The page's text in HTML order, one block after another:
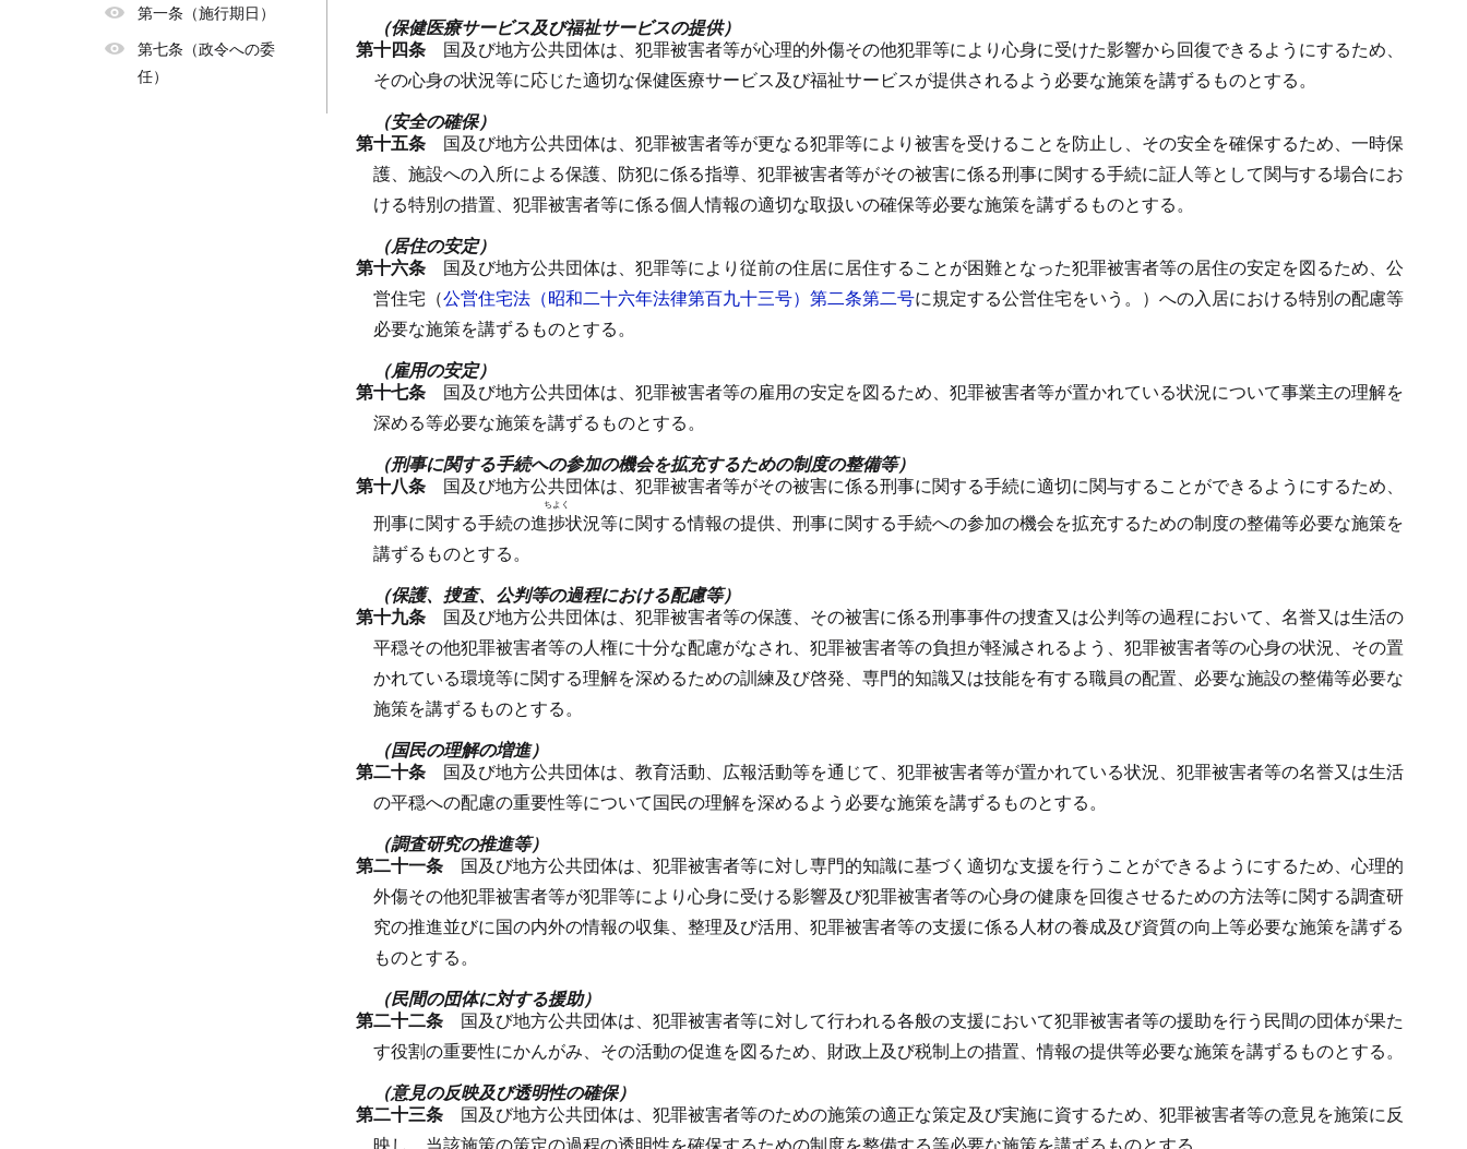
第一条（施行期日）
第七条（政令への委
任）
（保健医療サービス及び福祉サービスの提供）
第十四条 国及び地方公共団体は、犯罪被害者等が心理的外傷その他犯罪等により心身に受けた影響から回復できるようにするため、
その心身の状況等に応じた適切な保健医療サービス及び福祉サービスが提供されるよう必要な施策を講ずるものとする。
（安全の確保）
第十五条 国及び地方公共団体は、犯罪被害者等が更なる犯罪等により被害を受けることを防止し、その安全を確保するため、一時保
護、施設への入所による保護、防犯に係る指導、犯罪被害者等がその被害に係る刑事に関する手続に証人等として関与する場合にお
ける特別の措置、犯罪被害者等に係る個人情報の適切な取扱いの確保等必要な施策を講ずるものとする。
（居住の安定）
第十六条 国及び地方公共団体は、犯罪等により従前の住居に居住することが困難となった犯罪被害者等の居住の安定を図るため、公
営住宅（公営住宅法（昭和二十六年法律第百九十三号）第二条第二号に規定する公営住宅をいう。）への入居における特別の配慮等
必要な施策を講ずるものとする。
（雇用の安定）
第十七条 国及び地方公共団体は、犯罪被害者等の雇用の安定を図るため、犯罪被害者等が置かれている状況について事業主の理解を
深める等必要な施策を講ずるものとする。
（刑事に関する手続への参加の機会を拡充するための制度の整備等）
第十八条 国及び地方公共団体は、犯罪被害者等がその被害に係る刑事に関する手続に適切に関与することができるようにするため、
刑事に関する手続の進捗
ちよく
状況等に関する情報の提供、刑事に関する手続への参加の機会を拡充するための制度の整備等必要な施策を
講ずるものとする。
（保護、捜査、公判等の過程における配慮等）
第十九条 国及び地方公共団体は、犯罪被害者等の保護、その被害に係る刑事事件の捜査又は公判等の過程において、名誉又は生活の
平穏その他犯罪被害者等の人権に十分な配慮がなされ、犯罪被害者等の負担が軽減されるよう、犯罪被害者等の心身の状況、その置
かれている環境等に関する理解を深めるための訓練及び啓発、専門的知識又は技能を有する職員の配置、必要な施設の整備等必要な
施策を講ずるものとする。
（国民の理解の増進）
第二十条 国及び地方公共団体は、教育活動、広報活動等を通じて、犯罪被害者等が置かれている状況、犯罪被害者等の名誉又は生活
の平穏への配慮の重要性等について国民の理解を深めるよう必要な施策を講ずるものとする。
（調査研究の推進等）
第二十一条 国及び地方公共団体は、犯罪被害者等に対し専門的知識に基づく適切な支援を行うことができるようにするため、心理的
外傷その他犯罪被害者等が犯罪等により心身に受ける影響及び犯罪被害者等の心身の健康を回復させるための方法等に関する調査研
究の推進並びに国の内外の情報の収集、整理及び活用、犯罪被害者等の支援に係る人材の養成及び資質の向上等必要な施策を講ずる
ものとする。
（民間の団体に対する援助）
第二十二条 国及び地方公共団体は、犯罪被害者等に対して行われる各般の支援において犯罪被害者等の援助を行う民間の団体が果た
す役割の重要性にかんがみ、その活動の促進を図るため、財政上及び税制上の措置、情報の提供等必要な施策を講ずるものとする。
（意見の反映及び透明性の確保）
第二十三条 国及び地方公共団体は、犯罪被害者等のための施策の適正な策定及び実施に資するため、犯罪被害者等の意見を施策に反